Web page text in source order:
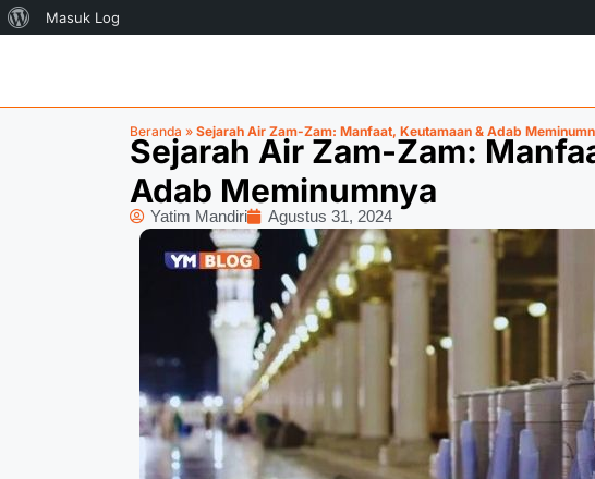
Masuk Log
Beranda » Sejarah Air Zam-Zam: Manfaat, Keutamaan & Adab
Sejarah Air Zam-Zam:
Adab Meminumnya
Yatim Mandiri Agustus 31, 2024